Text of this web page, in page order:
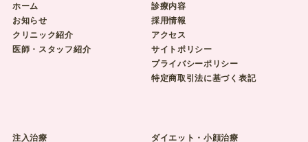
ホーム
お知らせ
クリニック紹介
医師・スタッフ紹介
診療内容
採用情報
アクセス
サイトポリシー
プライバシーポリシー
特定商取引法に基づく表記
注入治療
ダイエット・小顔治療